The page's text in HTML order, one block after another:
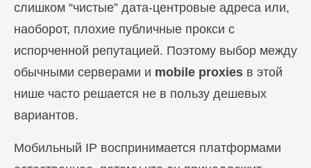
слишком “чистые” дата-центровые адреса или,
наоборот, плохие публичные прокси с
испорченной репутацией. Поэтому выбор между
обычными серверами и mobile proxies в этой
нише часто решается не в пользу дешевых
вариантов.
Мобильный IP воспринимается платформами